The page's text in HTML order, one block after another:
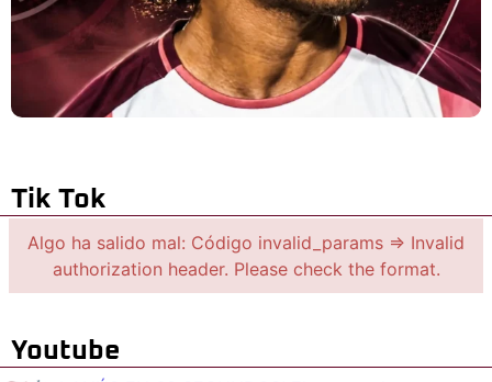
Tik Tok
Algo ha salido mal: Código invalid_params => Invalid
authorization header. Please check the format.
Youtube